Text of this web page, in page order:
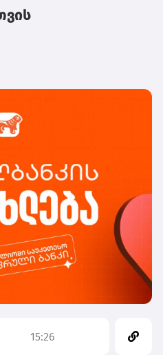
15:26